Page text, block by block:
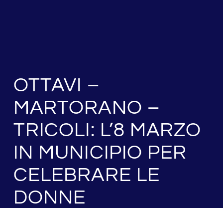
OTTAVI –
MARTORANO –
TRICOLI: L’8 MARZO
IN MUNICIPIO PER
CELEBRARE LE
DONNE